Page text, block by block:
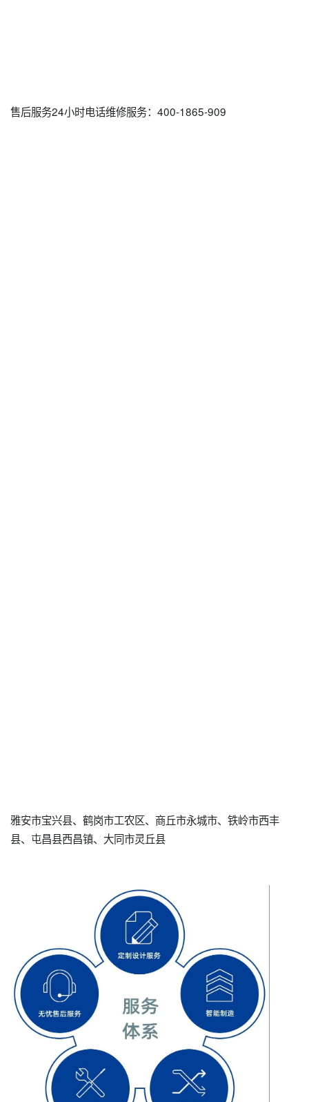
售后服务24小时电话维修服务：400-1865-909
雅安市宝兴县、鹤岗市工农区、商丘市永城市、铁岭市西丰
县、屯昌县西昌镇、大同市灵丘县